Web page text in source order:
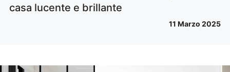
casa lucente e brillante
11 Marzo 2025